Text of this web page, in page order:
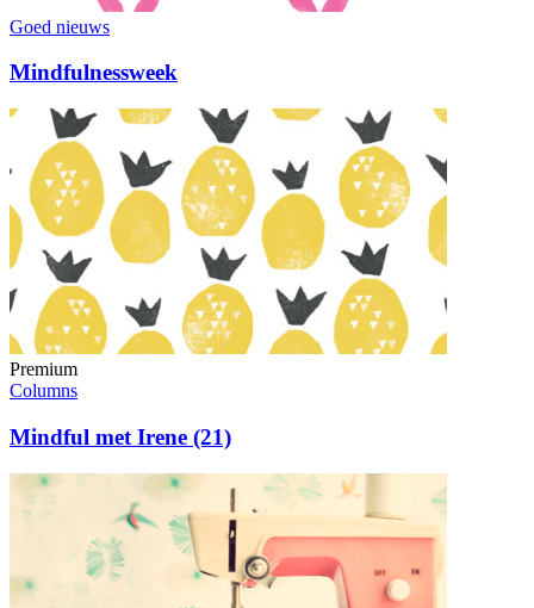
Goed nieuws
Mindfulnessweek
Premium
Columns
Mindful met Irene (21)